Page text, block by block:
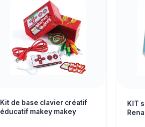
Kit de base clavier créatif
éducatif makey makey
KIT